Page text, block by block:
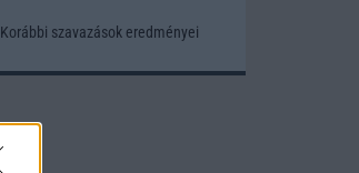
Korábbi szavazások eredményei